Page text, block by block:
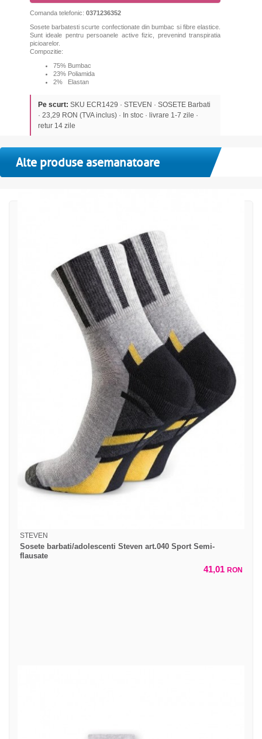
Comanda telefonic: 0371236352
Sosete barbatesti scurte confectionate din bumbac si fibre elastice.
Sunt ideale pentru persoanele active fizic, prevenind transpiratia
picioarelor.
Compozitie:
75% Bumbac
23% Poliamida
2% Elastan
Pe scurt: SKU ECR1429 · STEVEN · SOSETE Barbati
· 23,29 RON (TVA inclus) · In stoc · livrare 1-7 zile ·
retur 14 zile
Alte produse asemanatoare
STEVEN
Sosete barbati/adolescenti Steven art.040 Sport Semi-
flausate
41,01 RON